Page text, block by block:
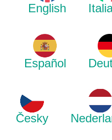
English
Español
Česky